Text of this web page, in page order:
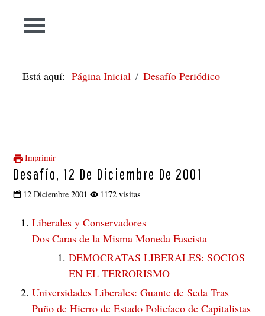
Está aquí:Página Inicial Desafío Periódico
Imprimir
Desafío, 12 De Diciembre De 2001
12 Diciembre 2001 1172 visitas
Liberales y Conservadores
Dos Caras de la Misma Moneda Fascista
DEMOCRATAS LIBERALES: SOCIOS
EN EL TERRORISMO
Universidades Liberales: Guante de Seda Tras
Puño de Hierro de Estado Policíaco de Capitalistas